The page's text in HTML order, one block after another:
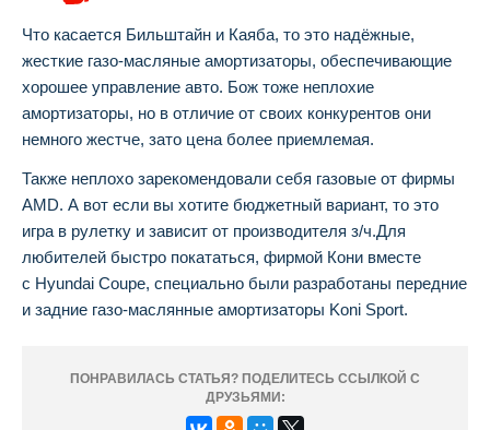
Что касается Бильштайн и Каяба, то это надёжные,
жесткие газо-масляные амортизаторы, обеспечивающие
хорошее управление авто. Бож тоже неплохие
амортизаторы, но в отличие от своих конкурентов они
немного жестче, зато цена более приемлемая.
Также неплохо зарекомендовали себя газовые от фирмы
AMD. А вот если вы хотите бюджетный вариант, то это
игра в рулетку и зависит от производителя з/ч.Для
любителей быстро покататься, фирмой Кони вместе
с Hyundai Coupe, специально были разработаны передние
и задние газо-маслянные амортизаторы Koni Sport.
ПОНРАВИЛАСЬ СТАТЬЯ? ПОДЕЛИТЕСЬ ССЫЛКОЙ С
ДРУЗЬЯМИ: